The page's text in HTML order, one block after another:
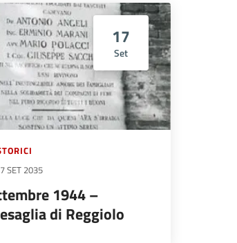
17
Set
SET 2035
1944 –
di Reggiolo